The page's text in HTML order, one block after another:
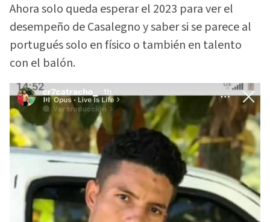
Ahora solo queda esperar el 2023 para ver el
desempeño de Casalegno y saber si se parece al
portugués solo en físico o también en talento
con el balón.